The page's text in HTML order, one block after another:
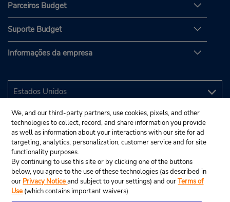
Parceiros Budget
Suporte Budget
Informações da empresa
We, and our third-party partners, use cookies, pixels, and other
technologies to collect, record, and share information you provide
as well as information about your interactions with our site for ad
targeting, analytics, personalization, customer service and for site
functionality purposes.
By continuing to use this site or by clicking one of the buttons
below, you agree to the use of these technologies (as described in
our Privacy Noticeand subject to your settings) and ourTerms of
Use (which contains important waivers).